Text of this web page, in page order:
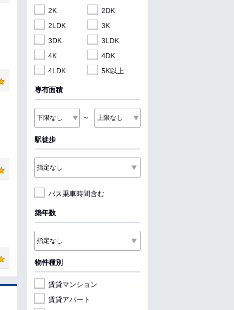
2K
2DK
2LDK
3K
3DK
3LDK
4K
4DK
4LDK
5K以上
専有面積
～
駅徒歩
バス乗車時間含む
築年数
物件種別
賃貸マンション
賃貸アパート